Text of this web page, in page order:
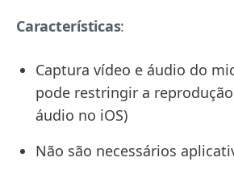
Características:
Captura vídeo e áudio do
pode restringir a
áudio no iOS)
Não são necessários